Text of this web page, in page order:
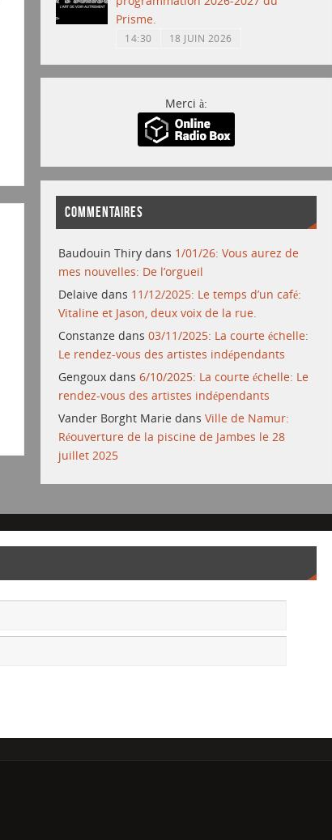
Prisme.
14:30 18 JUIN 2026
Merci à:
COMMENTAIRES
Baudouin Thiry dans 1/01/26: Vous aurez de
mes nouvelles: De l’orgueil
Delaive dans 11/12/2025: Le temps d’un café:
Vitaline et Jason, deux voix de la rue.
Constanze dans03/11/2025: La courte échelle:
Le rendez-vous des artistes indépendants
Gengoux dans6/10/2025: La courte échelle: Le
rendez-vous des artistes indépendants
Vander Borght Marie dansVille de Namur:
Réouverture de la piscine de Jambes le 28
juillet 2025